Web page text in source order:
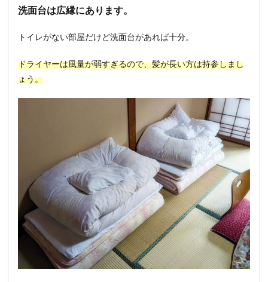
洗面台は広縁にあります。
トイレがない部屋だけど洗面台があれば十分。
ドライヤーは風量が弱すぎるので、髪が長い方は持参しまし
ょう。